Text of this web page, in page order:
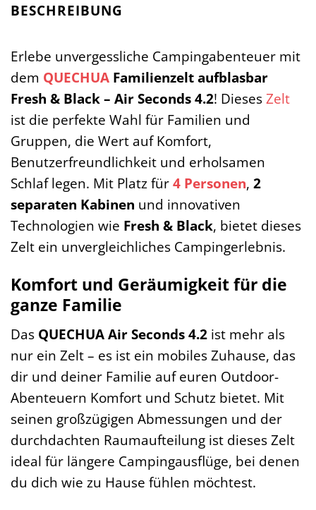
BESCHREIBUNG
Erlebe unvergessliche Campingabenteuer mit
dem QUECHUA Familienzelt aufblasbar
Fresh & Black – Air Seconds 4.2! DiesesZelt
ist die perfekte Wahl für Familien und
Gruppen, die Wert auf Komfort,
Benutzerfreundlichkeit und erholsamen
Schlaf legen. Mit Platz für4 Personen, 2
separaten Kabinen und innovativen
Technologien wie Fresh & Black, bietet dieses
Zelt ein unvergleichliches Campingerlebnis.
Komfort und Geräumigkeit für die
ganze Familie
Das QUECHUA Air Seconds 4.2 ist mehr als
nur ein Zelt – es ist ein mobiles Zuhause, das
dir und deiner Familie auf euren Outdoor-
Abenteuern Komfort und Schutz bietet. Mit
seinen großzügigen Abmessungen und der
durchdachten Raumaufteilung ist dieses Zelt
ideal für längere Campingausflüge, bei denen
du dich wie zu Hause fühlen möchtest.